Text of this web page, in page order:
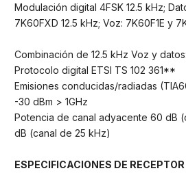
Modulación digital 4FSK 12.5 kHz;
7K60FXD 12.5 kHz; Voz: 7K60F1E y
Combinación de 12.5 kHz Voz y
Protocolo digital ETSI TS 102 361**
Emisiones conducidas/radiadas
-30 dBm > 1GHz
Potencia de canal adyacente 60 dB
dB (canal de 25 kHz)
ESPECIFICACIONES DE RECEPTOR